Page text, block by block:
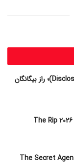
فیلم روز افشاگری (Disclosure Day 2026)؛ راز بیگانگان